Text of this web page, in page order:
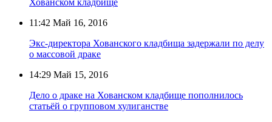
11:42 Май 16, 2016
Экс-директора Хованского кладбища задержали по делу
о массовой драке
14:29 Май 15, 2016
Дело о драке на Хованском кладбище пополнилось
статьёй о групповом хулиганстве